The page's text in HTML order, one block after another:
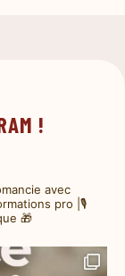
!
avec
pro |🎙️
🎁